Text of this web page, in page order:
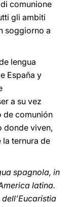
comunione
gli ambiti
soggiorno a
lengua
España y
a su vez
de comunión
donde viven,
ternura de
spagnola, in
latina.